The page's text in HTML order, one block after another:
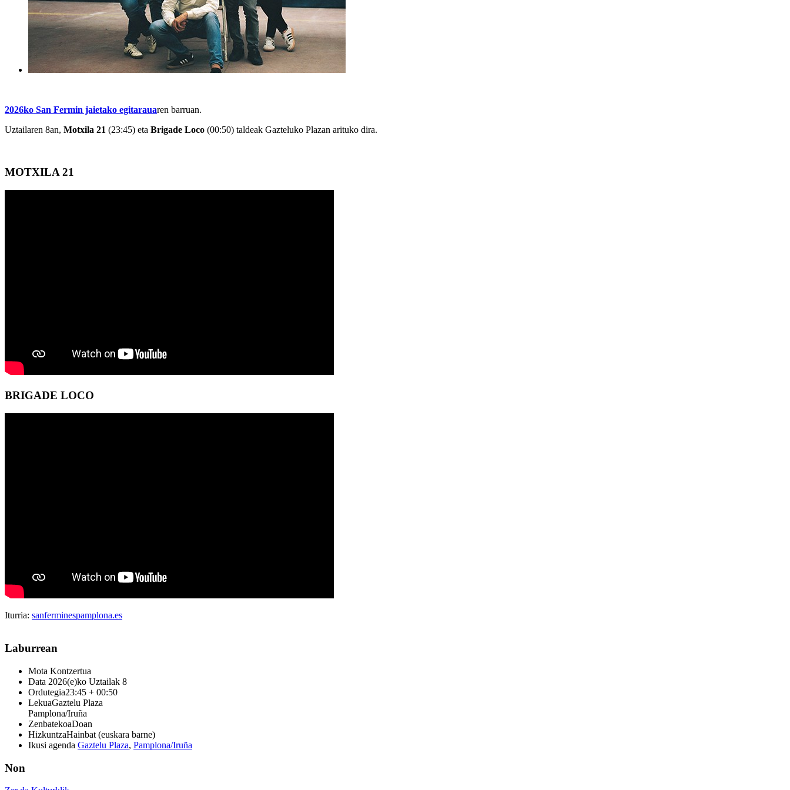
2026ko San Fermin jaietako egitarauaren barruan.
Uztailaren 8an, Motxila 21 (23:45) eta Brigade Loco (00:50) taldeak Gazteluko Plazan arituko dira.
MOTXILA 21
BRIGADE LOCO
Iturria: sanferminespamplona.es
Laburrean
Mota Kontzertua
Data 2026(e)ko Uztailak 8
Ordutegia23:45 + 00:50
LekuaGaztelu Plaza
Pamplona/Iruña
ZenbatekoaDoan
HizkuntzaHainbat (euskara barne)
Ikusi agenda Gaztelu Plaza, Pamplona/Iruña
Non